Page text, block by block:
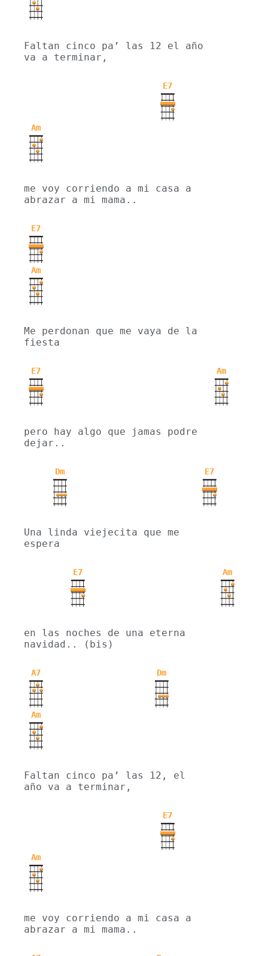
Faltan cinco pa’ las 12 el año
va a terminar,
E7
Am
me voy corriendo a mi casa a
abrazar a mi mama..
E7
Am
Me perdonan que me vaya de la
fiesta
E7 Am
pero hay algo que jamas podre
dejar..
Dm E7
Una linda viejecita que me
espera
E7 Am
en las noches de una eterna
navidad.. (bis)
A7 Dm
Am
Faltan cinco pa’ las 12, el
año va a terminar,
E7
Am
me voy corriendo a mi casa a
abrazar a mi mama..